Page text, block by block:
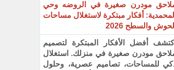
مودرن صغيرة في الروضه وحي
المحمدية: أفكار مبتكرة لاستغلال مساحات
الحوش والسطح 2026
أفضل الأفكار المبتكرة لتصميم
مودرن صغيرة في منزلك. استغلال
للمساحات، تصاميم عصرية، وحلول